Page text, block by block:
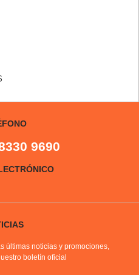
9690
últimas noticias y promociones,
boletín oficial